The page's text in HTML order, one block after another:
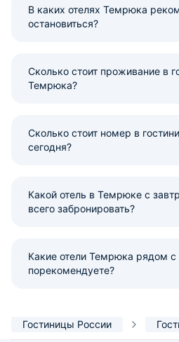
В каких отелях Темрюка
остановиться?
Сколько стоит проживание в
Темрюка?
Сколько стоит номер в
сегодня?
Какой отель в Темрюке с
всего забронировать?
Какие отели Темрюка рядом
порекомендуете?
Гостиницы России